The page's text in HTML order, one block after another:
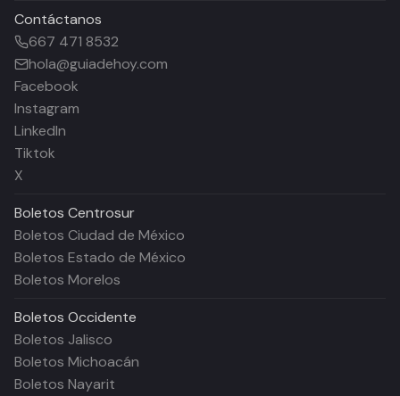
Contáctanos
667 471 8532
hola@guiadehoy.com
Facebook
Instagram
LinkedIn
Tiktok
X
Boletos Centrosur
Boletos Ciudad de México
Boletos Estado de México
Boletos Morelos
Boletos Occidente
Boletos Jalisco
Boletos Michoacán
Boletos Nayarit